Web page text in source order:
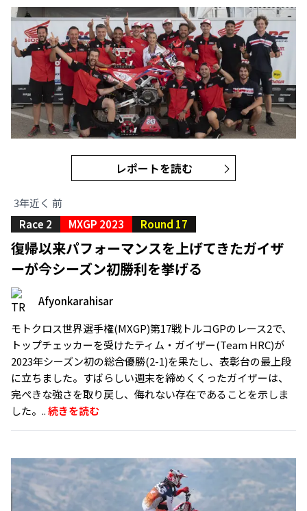
レポートを読む
3年近く 前
Race 2
MXGP 2023 Round 17
復帰以来パフォーマンスを上げてきたガイザ
ーが今シーズン初勝利を挙げる
Afyonkarahisar
モトクロス世界選手権(MXGP)第17戦トルコGPのレース2で、
トップチェッカーを受けたティム・ガイザー(Team HRC)が
2023年シーズン初の総合優勝(2-1)を果たし、表彰台の最上段
に立ちました。すばらしい週末を締めくくったガイザーは、
完ぺきな強さを取り戻し、侮れない存在であることを示しま
した。..続きを読む